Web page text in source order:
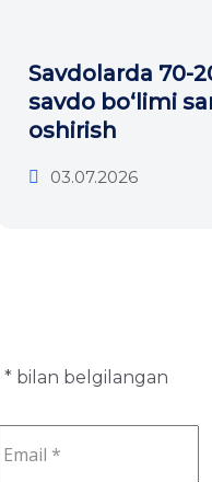
Savdolarda 70-
savdo bo‘limi
oshirish
03.07.2026
* bilan belgilangan